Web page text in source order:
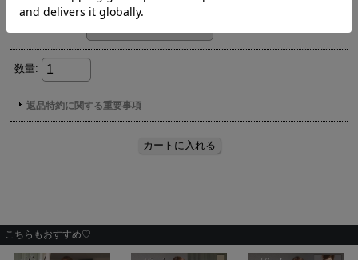
こちらもおすすめ♡